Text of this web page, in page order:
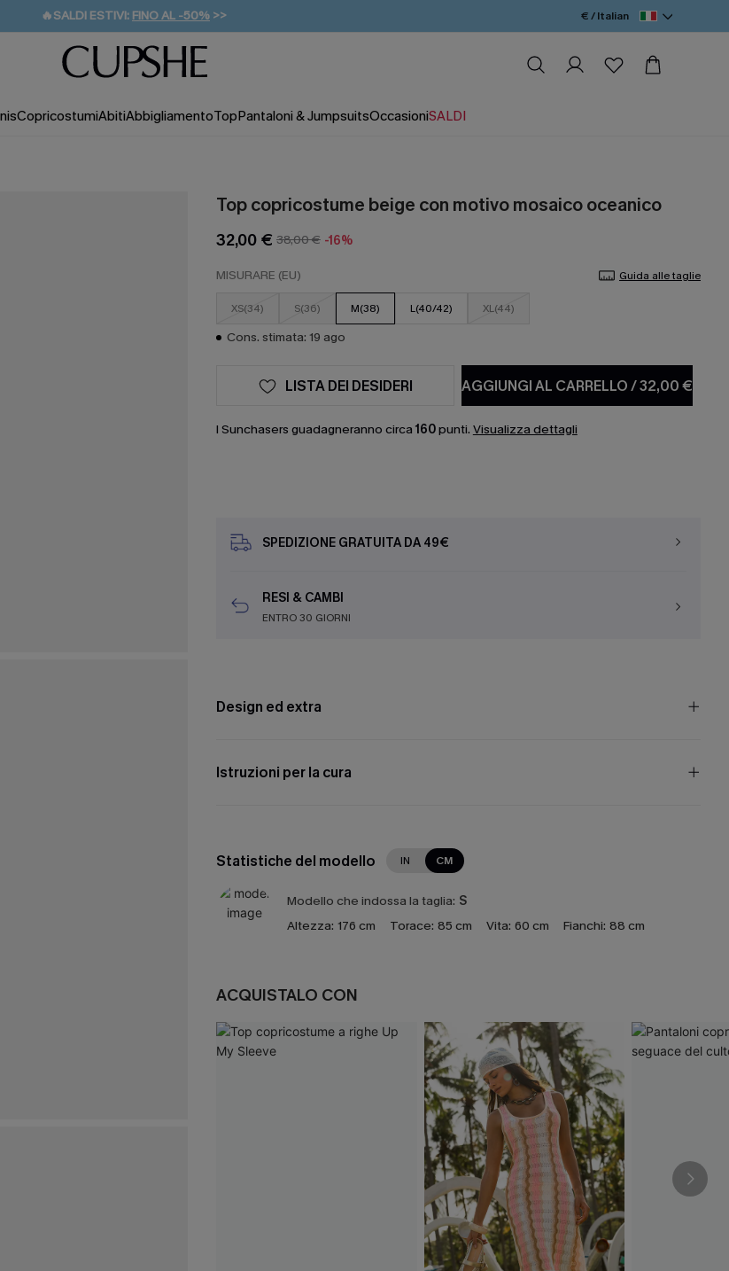
🔥SALDI ESTIVI: FINO AL -50% >>
🚚SPEDIZIONE GRATUITA DA 49€
💌REGALO PER I NUOVI: 20% DI SCONTO*
€ / Italian
CopricostumiAbitiAbbigliamentoTopPantaloni & JumpsuitsOccasioniSALDI
Top copricostume beige con motivo mosaico oceanico
32,00 € 38,00 € -16%
MISURARE (EU) Guida alle taglie
XS(34) S(36) M(38) L(40/42) XL(44)
Cons. stimata: 19 ago
AGGIUNGI AL CARRELLO/32,00 €
LISTA DEI DESIDERI
I Sunchasers guadagneranno circa 160punti. Visualizza dettagli
SPEDIZIONE GRATUITA DA 49€
RESI & CAMBI
ENTRO 30 GIORNI
Design ed extra
Istruzioni per la cura
Statistiche del modello IN CM
Modello che indossa la taglia: S
Altezza: 176 cm Torace: 85 cm Vita: 60 cm Fianchi: 88 cm
ACQUISTALO CON